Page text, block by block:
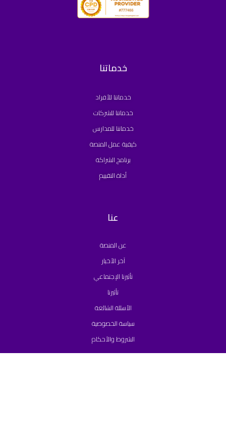
عنا
عن المنصة
آخر الأخبار
تأثيرنا الإجتماعي
تأثيرنا
الأسئلة الشائعة
سياسة الخصوصية
الشروط والأحكام
خدماتنا
خدماتنا للأفراد
خدماتنا للشركات
خدماتنا للمدارس
كيفية عمل المنصة
برنامج الشراكة
أداة التقييم